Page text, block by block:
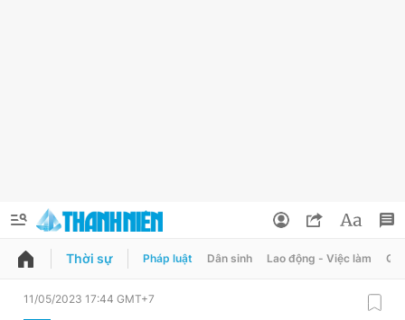
QUẢNG CÁO
Thời sự Pháp luật Dân sinh Lao động - Việc làm
11/05/2023 17:44 GMT+7